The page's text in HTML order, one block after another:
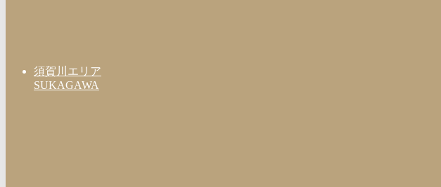
須賀川エリア
SUKAGAWA